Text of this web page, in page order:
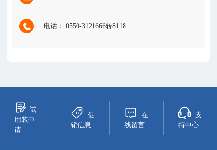
电话： 0550-3121666转8118
试
用装申
请
促
销信息
在
线留言
支
持中心